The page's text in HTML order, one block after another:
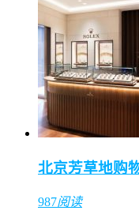
北京芳草地购
987阅读